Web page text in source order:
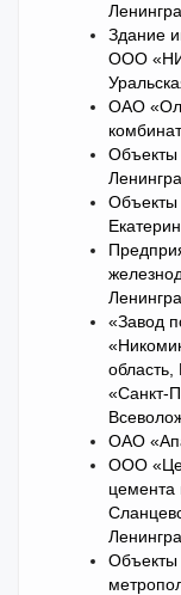
Здание
ООО
ОАО
Объекты
Объекты
«Завод
«Санкт-
ОАО
ООО
цемента
Объекты